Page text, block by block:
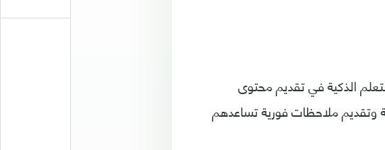
الذكية في تقديم محتوى
ملاحظات فورية تساعدهم